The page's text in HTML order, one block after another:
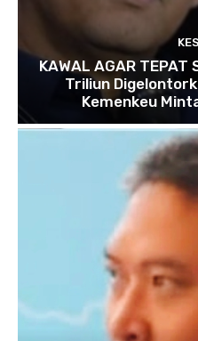
KAWAL AGAR TEPAT
Triliun
Kemenkeu